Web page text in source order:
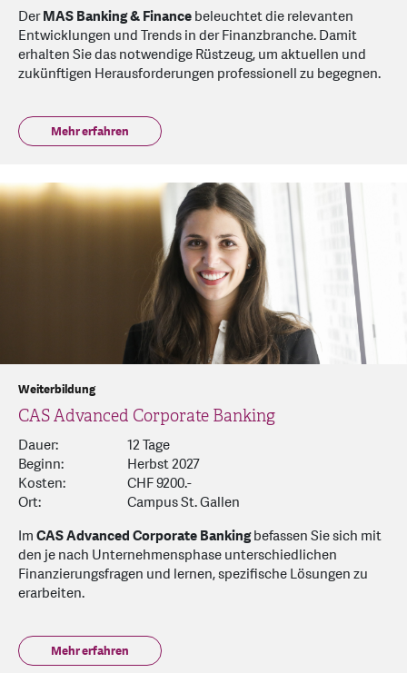
DerMAS Banking & Financebeleuchtet die relevanten
Entwicklungen und Trends in der Finanzbranche. Damit
erhalten Sie das notwendige Rüstzeug, um aktuellen und
zukünftigen Herausforderungen professionell zu begegnen.
Mehr erfahren
Weiterbildung
CAS Advanced Corporate Banking
Dauer:
12 Tage
Beginn:
Herbst 2027
Kosten:
CHF 9200.-
Ort:
Campus St. Gallen
ImCAS Advanced Corporate Bankingbefassen Sie sich mit
den je nach Unternehmensphase unterschiedlichen
Finanzierungsfragen und lernen, spezifische Lösungen zu
erarbeiten.
Mehr erfahren